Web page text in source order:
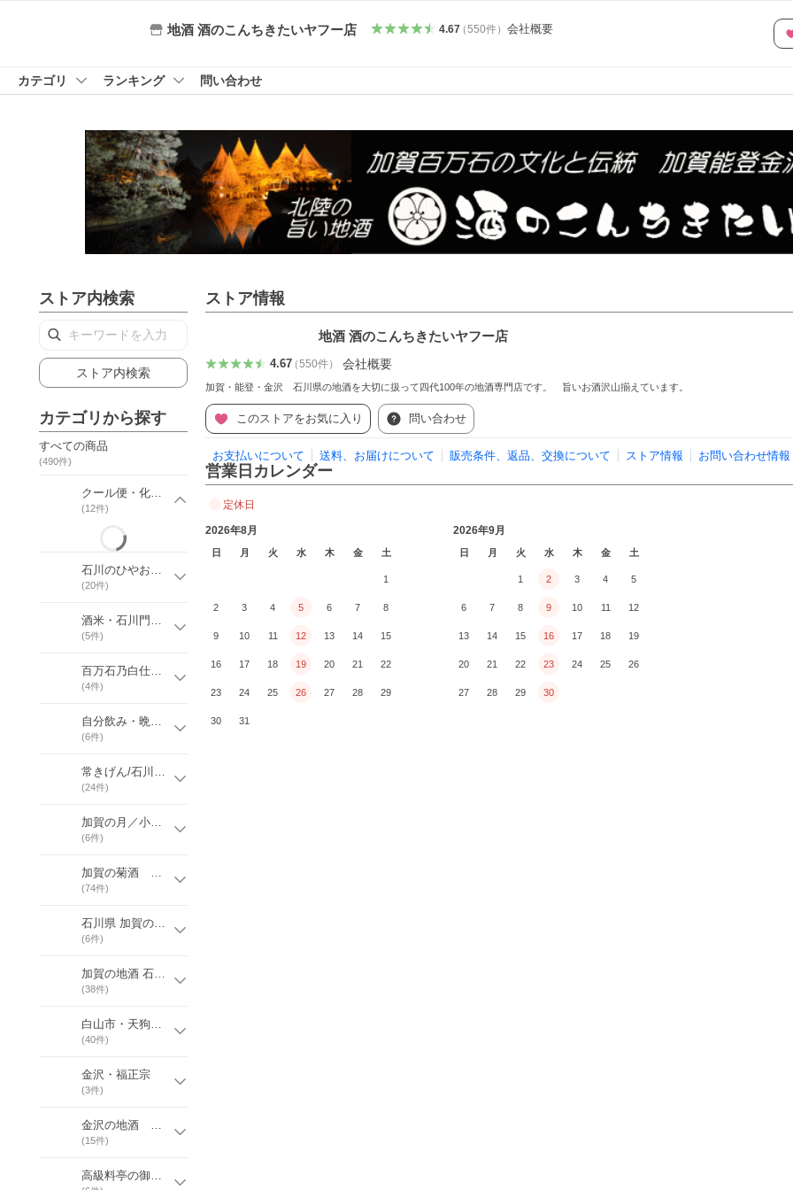
地酒 酒のこんちきたいヤフー店 4.67（550件） 会社概要
カテゴリ ランキング 問い合わせ
ストア内検索
ストア内検索
カテゴリから探す
すべての商品
(490件)
クール便・化粧箱など
(12件)
石川のひやおろし季節限定酒
(20件)
酒米・石川門仕込みのお酒
(5件)
百万石乃白仕込みの石川の地酒
(4件)
自分飲み・晩酌お得セット
(6件)
常きげん/石川県加賀市の地酒
(24件)
加賀の月／小松市 加越酒造
(6件)
加賀の菊酒 清酒 ≪菊姫≫
(74件)
石川県 加賀の地酒 白山菊酒 萬歳楽
(6件)
加賀の地酒 石川県白山市 ≪手取川≫
(38件)
白山市・天狗舞のコーナー
(40件)
金沢・福正宗
(3件)
金沢の地酒 ≪加賀鳶≫
(15件)
高級料亭の御贔屓、金沢の地酒≪黒帯≫
ストア情報
地酒 酒のこんちきたいヤフー店
4.67（550件） 会社概要
加賀・能登・金沢 石川県の地酒を大切に扱って四代100年の地酒専門店です。 旨いお酒沢山揃えています。
このストアをお気に入り 問い合わせ
お支払いについて 送料、お届けについて 販売条件、返品、交換について ストア情報 お問い合わせ情報
営業日カレンダー
定休日
2026年8月
日 月 火 水 木 金 土
1
2 3 4 5 6 7 8
9 10 11 12 13 14 15
16 17 18 19 20 21 22
23 24 25 26 27 28 29
30 31
2026年9月
日 月 火 水 木 金 土
1 2 3 4 5
6 7 8 9 10 11 12
13 14 15 16 17 18 19
20 21 22 23 24 25 26
27 28 29 30